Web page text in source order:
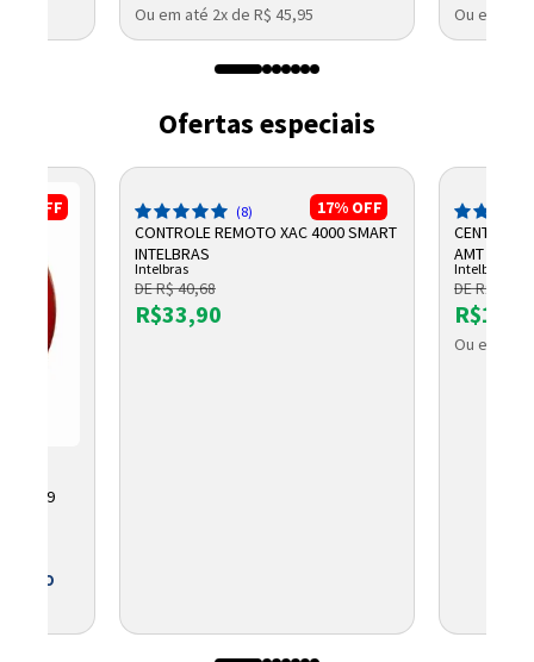
Ou em até 2x de R$ 45,95 Ou em até
Ofertas especiais
OFF
6349
17% OFF
(8)
CONTROLE REMOTO XAC 4000 SMART
INTELBRAS
Intelbras
DE R$ 40,68
R$33,90
CENTRAL
AMT 2018
Intelbras
DE R$
Ou em até